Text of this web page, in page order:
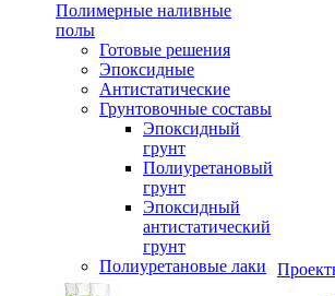
Полимерные наливные
полы
Готовые решения
Эпоксидные
Антистатические
Грунтовочные составы
Эпоксидный
грунт
Полиуретановый
грунт
Эпоксидный
антистатический
грунт
Полиуретановые лаки